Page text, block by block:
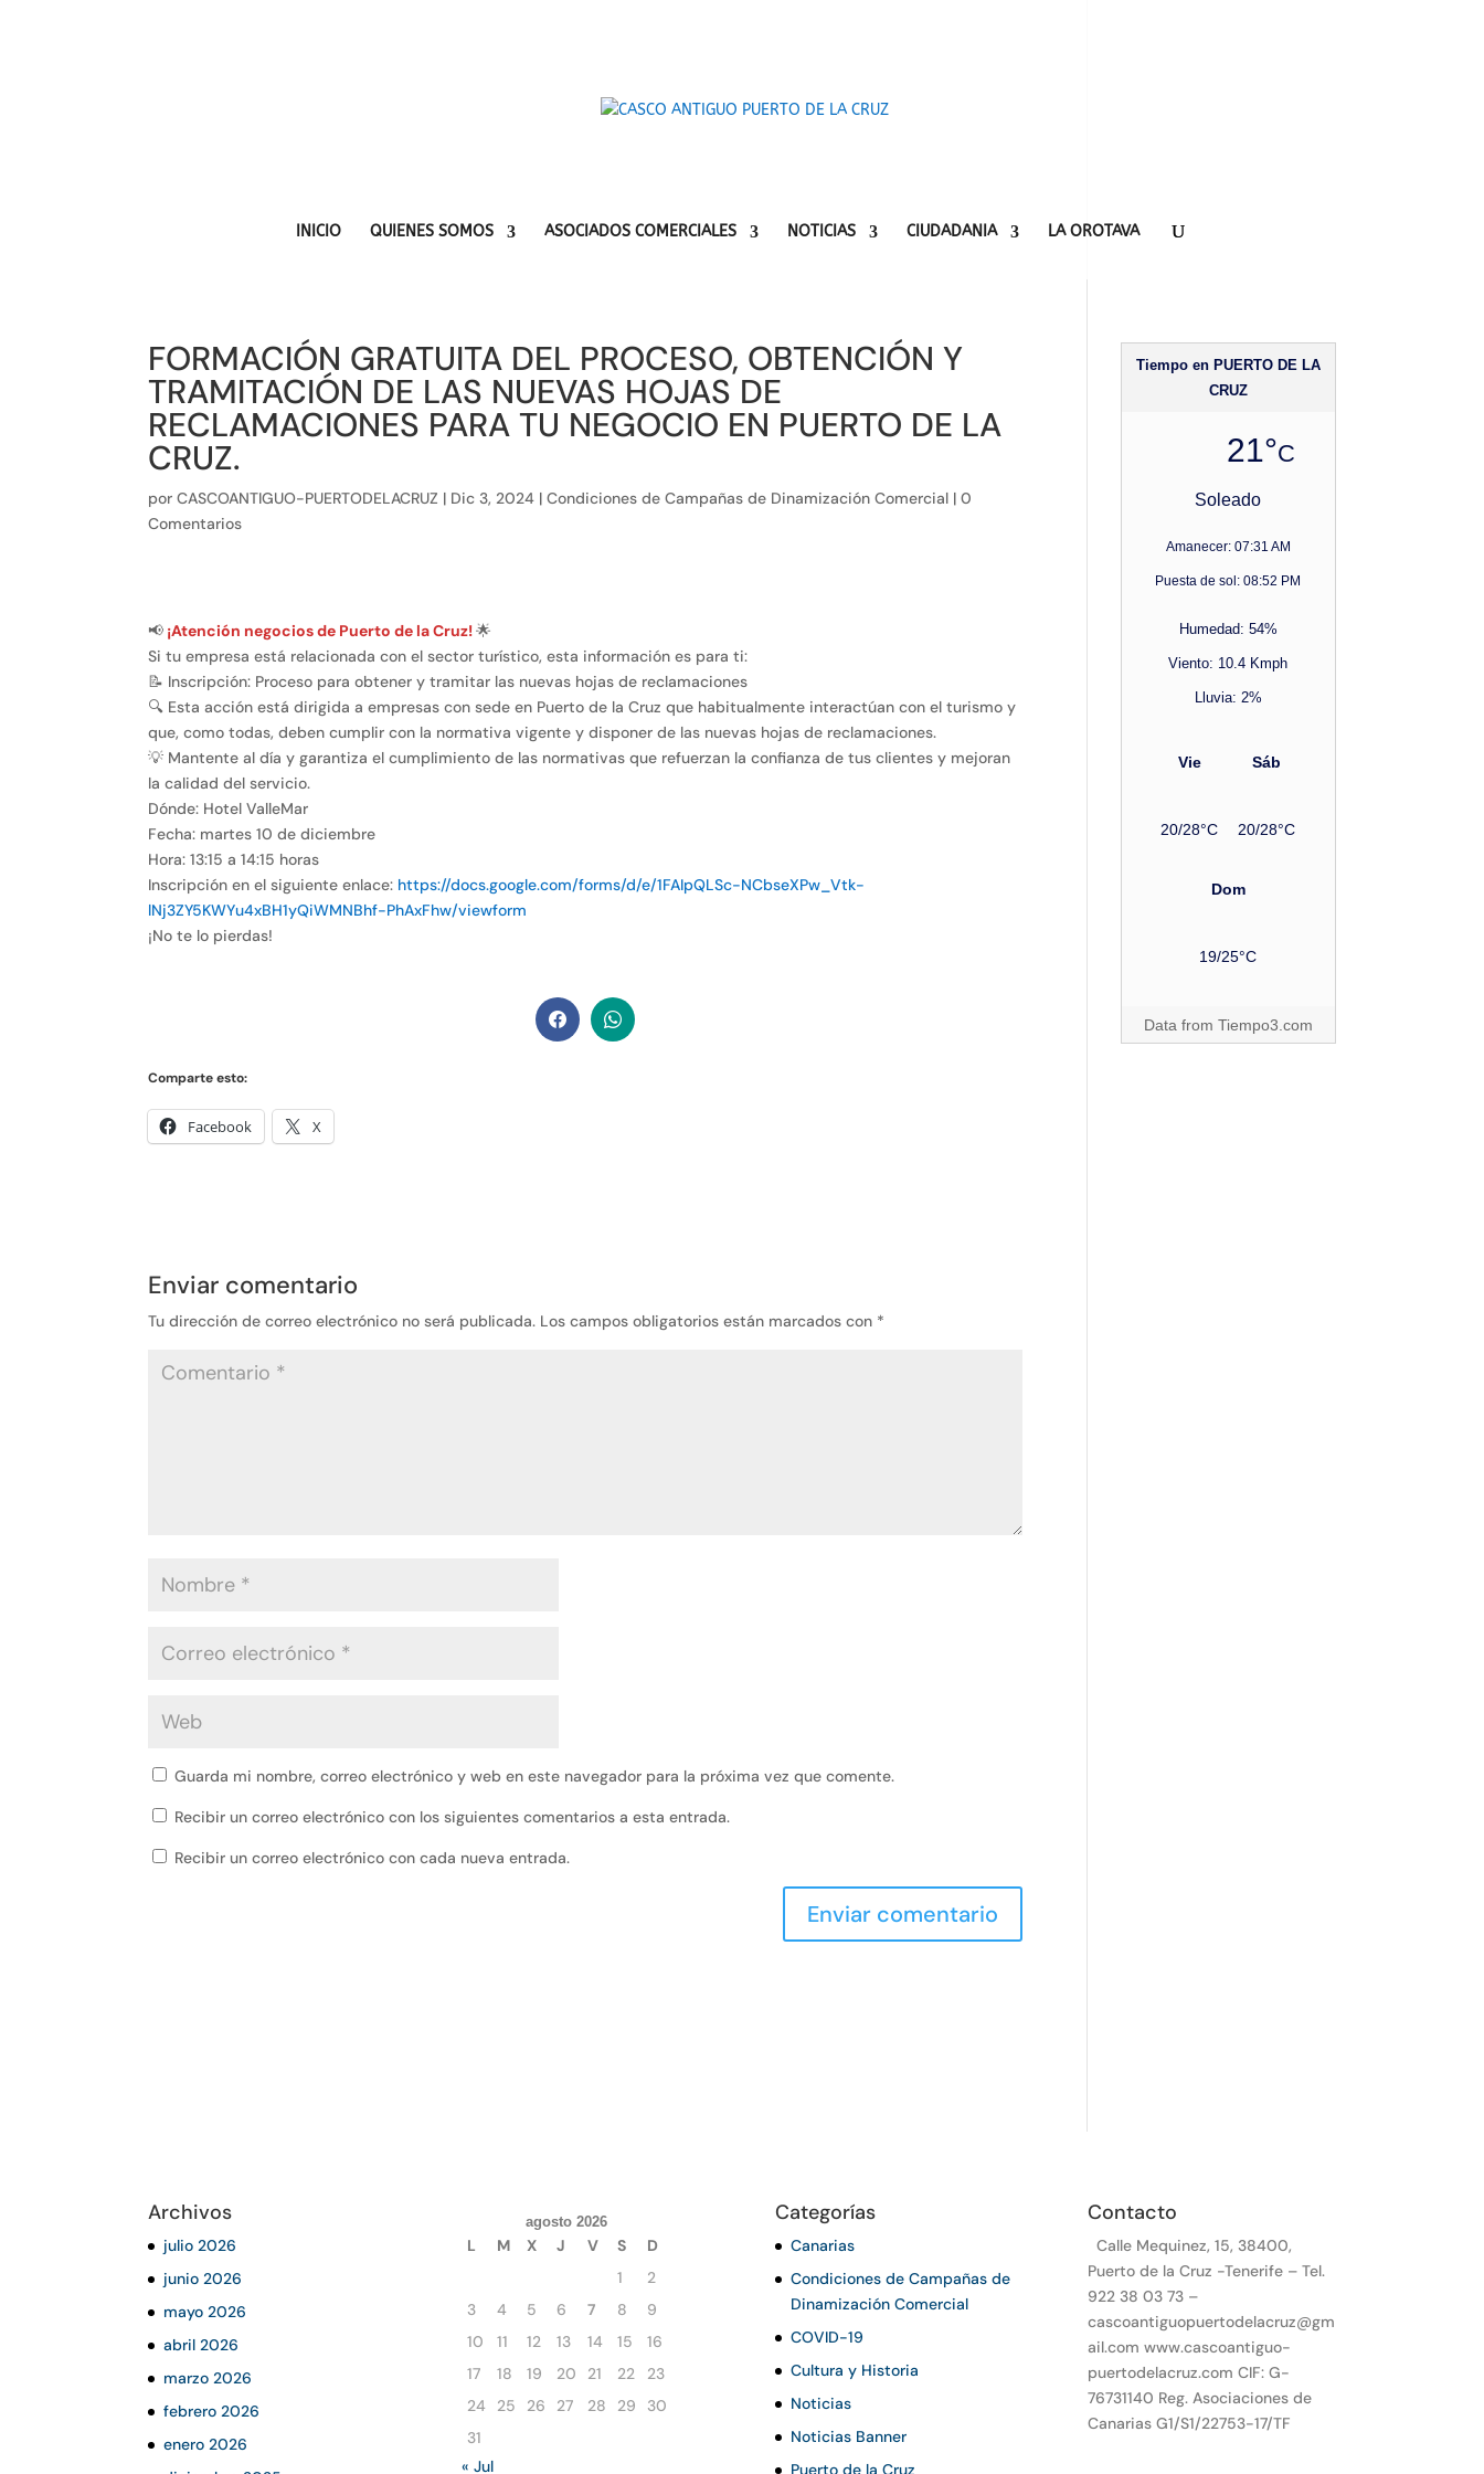
INICIO QUIENES SOMOS ASOCIADOS COMERCIALES NOTICIAS CIUDADANIA LA OROTAVA
FORMACIÓN GRATUITA DEL PROCESO, OBTENCIÓN Y
TRAMITACIÓN DE LAS NUEVAS HOJAS DE
RECLAMACIONES PARA TU NEGOCIO EN PUERTO DE LA
CRUZ.
porCASCOANTIGUO-PUERTODELACRUZ | Dic 3, 2024 |Condiciones de Campañas de Dinamización Comercial |0
Comentarios
📢 ¡Atención negocios de Puerto de la Cruz!🌟
Si tu empresa está relacionada con el sector turístico, esta información es para ti:
📝 Inscripción: Proceso para obtener y tramitar las nuevas hojas de reclamaciones
🔍 Esta acción está dirigida a empresas con sede en Puerto de la Cruz que habitualmente interactúan con el turismo y
que, como todas, deben cumplir con la normativa vigente y disponer de las nuevas hojas de reclamaciones.
💡 Mantente al día y garantiza el cumplimiento de las normativas que refuerzan la confianza de tus clientes y mejoran
la calidad del servicio.
Dónde: Hotel ValleMar
Fecha: martes 10 de diciembre
Hora: 13:15 a 14:15 horas
Inscripción en el siguiente enlace: https://docs.google.com/forms/d/e/1FAIpQLSc-NCbseXPw_Vtk-
lNj3ZY5KWYu4xBH1yQiWMNBhf-PhAxFhw/viewform
¡No te lo pierdas!
Comparte esto:
Facebook X
Enviar comentario
Tu dirección de correo electrónico no será publicada. Los campos obligatorios están marcados con *
Guarda mi nombre, correo electrónico y web en este navegador para la próxima vez que comente.
Recibir un correo electrónico con los siguientes comentarios a esta entrada.
Recibir un correo electrónico con cada nueva entrada.
Tiempo en PUERTO DE LA
CRUZ
21°C
Soleado
Amanecer: 07:31 AM
Puesta de sol: 08:52 PM
Humedad: 54%
Viento: 10.4 Kmph
Lluvia: 2%
Vie
20/28°C
Sáb
20/28°C
Dom
19/25°C
Data from Tiempo3.com
Archivos
julio 2026
junio 2026
mayo 2026
abril 2026
marzo 2026
febrero 2026
enero 2026
agosto 2026
L M X J V S
D
1
2
3
4 5 6 7 8
9
10
11 12 13 14 15
16
17
18 19 20 21 22
23
24
25 26 27 28 29
30
31
« Jul
Categorías
Canarias
Condiciones de Campañas de
Dinamización Comercial
COVID-19
Cultura y Historia
Noticias
Noticias Banner
Puerto de la Cruz
Contacto
Calle Mequinez, 15, 38400,
Puerto de la Cruz -Tenerife – Tel.
922 38 03 73 –
cascoantiguopuertodelacruz@gm
ail.com www.cascoantiguo-
puertodelacruz.com CIF: G-
76731140 Reg. Asociaciones de
Canarias G1/S1/22753-17/TF